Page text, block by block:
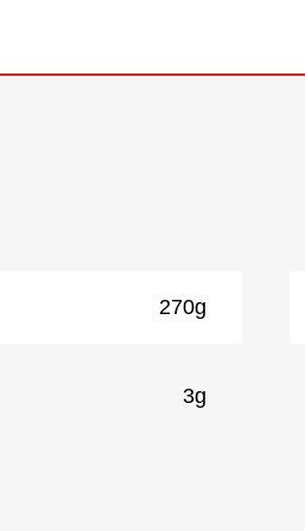
270g
3g